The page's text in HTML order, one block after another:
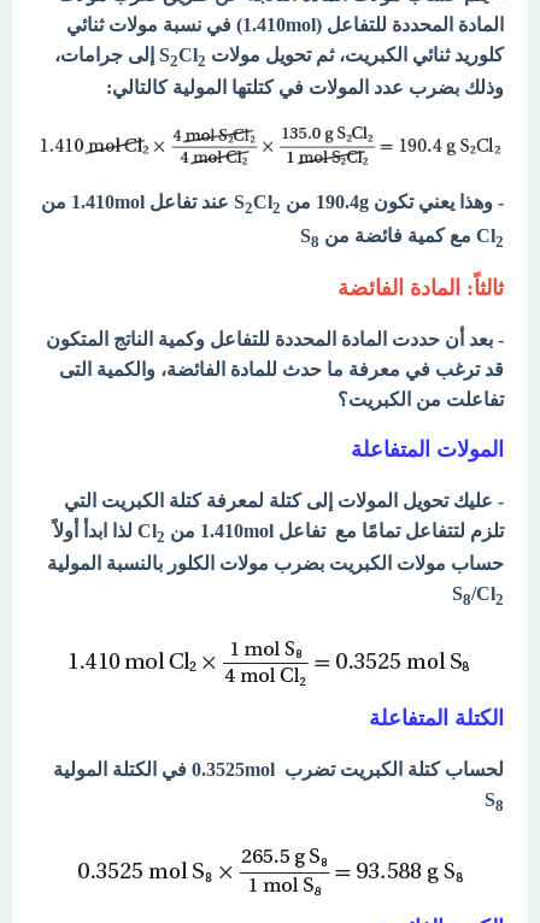
المادة المحددة للتفاعل (1.410mol) في نسبة مولات ثنائي
كلوريد ثنائي الكبريت، ثم تحويل مولات S
2Cl2
إلى جرامات،
وذلك بضرب عدد المولات في كتلتها المولية كالتالي:
- وهذا يعني تكون 190.4g من S 2Cl2
عند تفاعل 1.410mol من
Cl2 مع كمية فائضة من S 8
ثالثاً: المادة الفائضة
- بعد أن حددت المادة المحددة للتفاعل وكمية الناتج المتكون
قد ترغب في معرفة ما حدث للمادة الفائضة، والكمية التى
تفاعلت من الكبريت؟
المولات المتفاعلة
- عليك تحويل المولات إلى كتلة لمعرفة كتلة الكبريت التي
تلزم لتتفاعل تمامًا مع تفاعل 1.410mol من Cl
2
لذا ابدأ أولاً
حساب مولات الكبريت بضرب مولات الكلور بالنسبة المولية
S8/Cl2
الكتلة المتفاعلة
لحساب كتلة الكبريت تضرب 0.3525mol في الكتلة المولية
S8